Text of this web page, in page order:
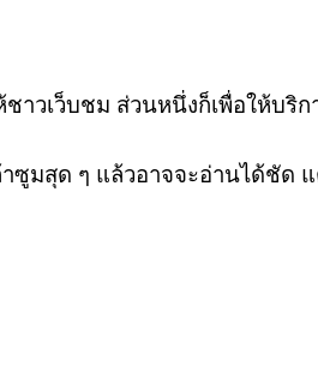
เว็บชม ส่วนหนึ่งก็เพื่อให้บริก
มสุด ๆ แล้วอาจจะอ่านได้ชัด